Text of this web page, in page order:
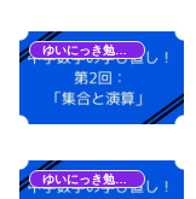
ゆいにっき勉強会